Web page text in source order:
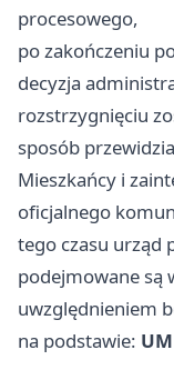
procesowego,
po zakończeniu
decyzja
rozstrzygnięciu
sposób
Mieszkańcy i
oficjalnego
tego czasu urząd
podejmowane są
uwzględnieniem
na podstawie: